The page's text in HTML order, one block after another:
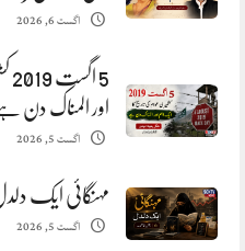
اگست 6, 2026
اور المناک دن
اگست 5, 2026
مہنگائی ایک
اگست 5, 2026